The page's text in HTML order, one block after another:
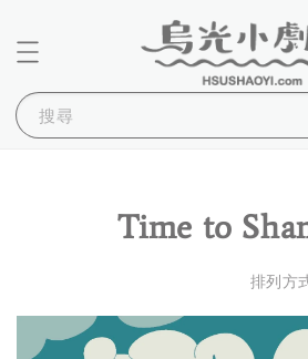
搜尋
Time to
排列方